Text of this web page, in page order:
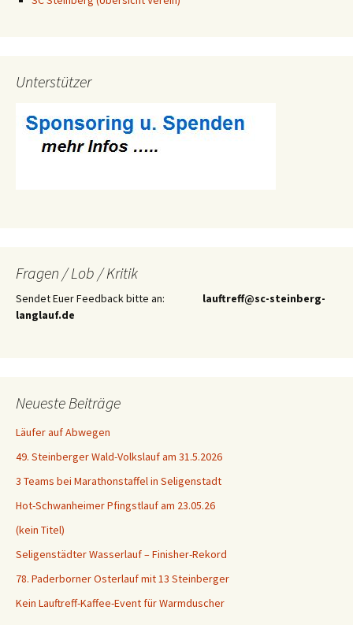
Unterstützer
Fragen / Lob / Kritik
Sendet Euer Feedback bitte an: lauftreff@sc-steinberg-
langlauf.de
Neueste Beiträge
Läufer auf Abwegen
49. Steinberger Wald-Volkslauf am 31.5.2026
3 Teams bei Marathonstaffel in Seligenstadt
Hot-Schwanheimer Pfingstlauf am 23.05.26
(kein Titel)
Seligenstädter Wasserlauf – Finisher-Rekord
78. Paderborner Osterlauf mit 13 Steinberger
Kein Lauftreff-Kaffee-Event für Warmduscher